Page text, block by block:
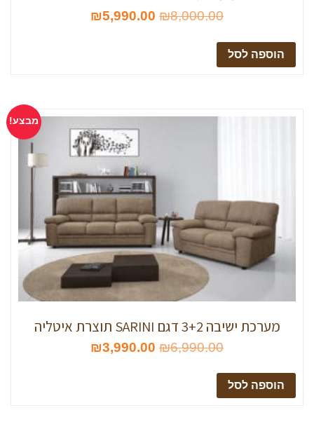
₪8,000.00
₪5,990.00
הוספה לסל
מבצע!
מערכת ישיבה 3+2 דגם SARINI תוצרת איטליה
₪6,990.00
₪3,990.00
הוספה לסל